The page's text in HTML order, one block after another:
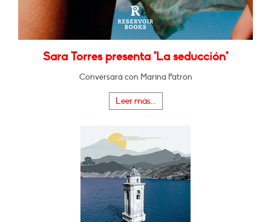
Sara Torres presenta "La seducción"
Conversará con Marina Patrón
Leer más...